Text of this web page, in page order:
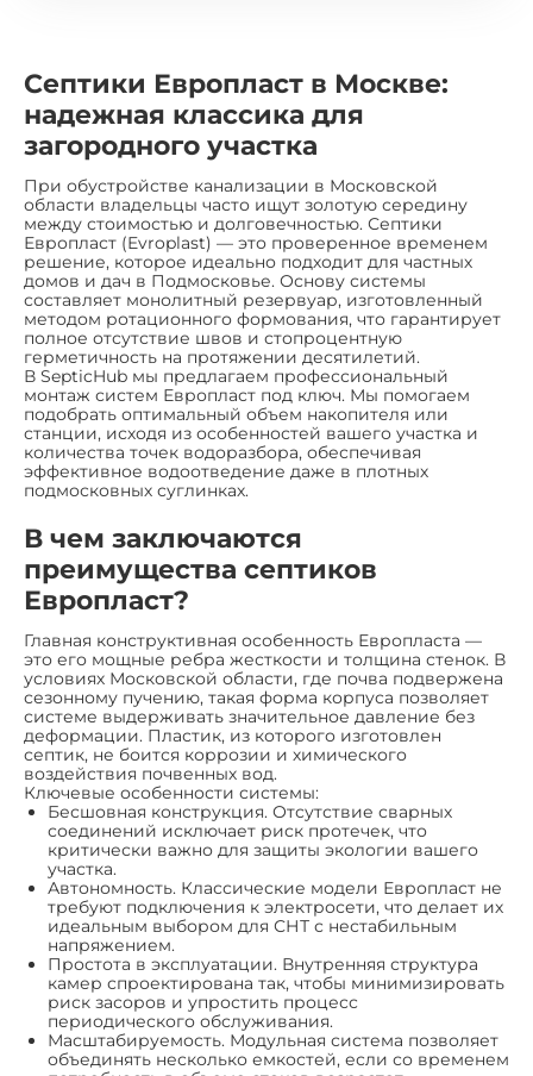
Септики Европласт в Москве:
надежная классика для
загородного участка
При обустройстве канализации в Московской
области владельцы часто ищут золотую середину
между стоимостью и долговечностью. Септики
Европласт (Evroplast) — это проверенное временем
решение, которое идеально подходит для частных
домов и дач в Подмосковье. Основу системы
составляет монолитный резервуар, изготовленный
методом ротационного формования, что гарантирует
полное отсутствие швов и стопроцентную
герметичность на протяжении десятилетий.
В SepticHub мы предлагаем профессиональный
монтаж систем Европласт под ключ. Мы помогаем
подобрать оптимальный объем накопителя или
станции, исходя из особенностей вашего участка и
количества точек водоразбора, обеспечивая
эффективное водоотведение даже в плотных
подмосковных суглинках.
В чем заключаются
преимущества септиков
Европласт?
Главная конструктивная особенность Европласта —
это его мощные ребра жесткости и толщина стенок. В
условиях Московской области, где почва подвержена
сезонному пучению, такая форма корпуса позволяет
системе выдерживать значительное давление без
деформации. Пластик, из которого изготовлен
септик, не боится коррозии и химического
воздействия почвенных вод.
Ключевые особенности системы:
Бесшовная конструкция. Отсутствие сварных
соединений исключает риск протечек, что
критически важно для защиты экологии вашего
участка.
Автономность. Классические модели Европласт не
требуют подключения к электросети, что делает их
идеальным выбором для СНТ с нестабильным
напряжением.
Простота в эксплуатации. Внутренняя структура
камер спроектирована так, чтобы минимизировать
риск засоров и упростить процесс
периодического обслуживания.
Масштабируемость. Модульная система позволяет
объединять несколько емкостей, если со временем